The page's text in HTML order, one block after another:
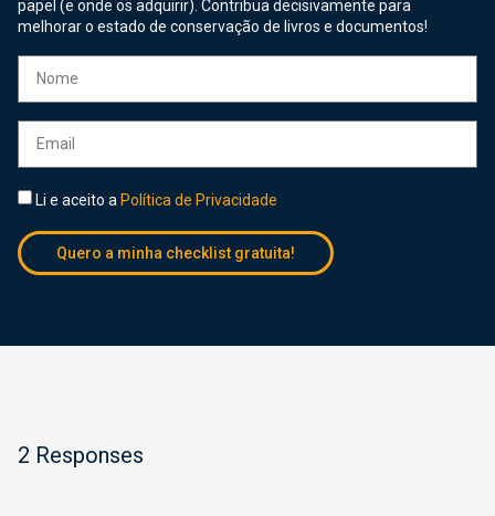
papel (e onde os adquirir). Contribua decisivamente para
melhorar o estado de conservação de livros e documentos!
Li e aceito a Política de Privacidade
Quero a minha checklist gratuita!
2 Responses